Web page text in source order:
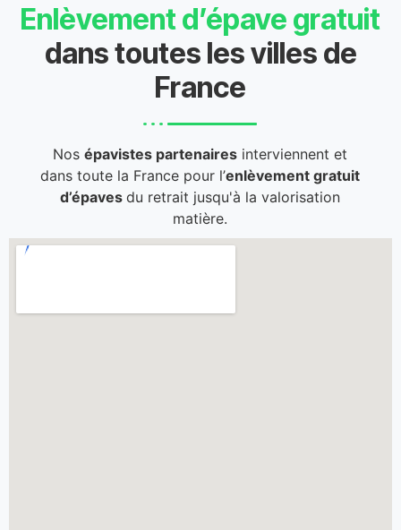
Enlèvement d’épave gratuit
dans toutes les villes de
France
Nosépavistes partenaires interviennent et
dans toute la France pour l’enlèvement gratuit
d’épavesdu retrait jusqu'à la valorisation
matière.